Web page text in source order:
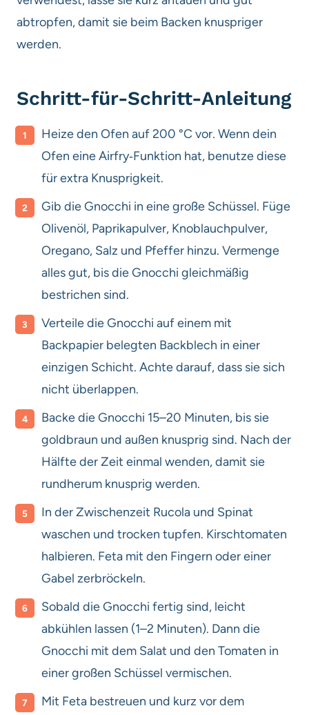
abtropfen, damit sie beim Backen knuspriger
werden.
Schritt-für-Schritt-Anleitung
Heize den Ofen auf 200 °C vor. Wenn dein
Ofen eine Airfry‑Funktion hat, benutze diese
für extra Knusprigkeit.
Gib die Gnocchi in eine große Schüssel. Füge
Olivenöl, Paprikapulver, Knoblauchpulver,
Oregano, Salz und Pfeffer hinzu. Vermenge
alles gut, bis die Gnocchi gleichmäßig
bestrichen sind.
Verteile die Gnocchi auf einem mit
Backpapier belegten Backblech in einer
einzigen Schicht. Achte darauf, dass sie sich
nicht überlappen.
Backe die Gnocchi 15–20 Minuten, bis sie
goldbraun und außen knusprig sind. Nach der
Hälfte der Zeit einmal wenden, damit sie
rundherum knusprig werden.
In der Zwischenzeit Rucola und Spinat
waschen und trocken tupfen. Kirschtomaten
halbieren. Feta mit den Fingern oder einer
Gabel zerbröckeln.
Sobald die Gnocchi fertig sind, leicht
abkühlen lassen (1–2 Minuten). Dann die
Gnocchi mit dem Salat und den Tomaten in
einer großen Schüssel vermischen.
Mit Feta bestreuen und kurz vor dem